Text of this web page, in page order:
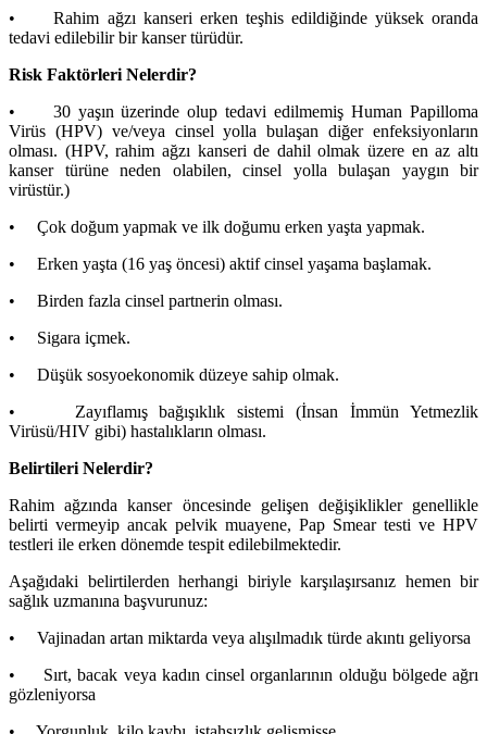
• Rahim ağzı kanseri erken teşhis edildiğinde yüksek oranda
tedavi edilebilir bir kanser türüdür.
Risk Faktörleri Nelerdir?
• 30 yaşın üzerinde olup tedavi edilmemiş Human Papilloma
Virüs (HPV) ve/veya cinsel yolla bulaşan diğer enfeksiyonların
olması. (HPV, rahim ağzı kanseri de dahil olmak üzere en az altı
kanser türüne neden olabilen, cinsel yolla bulaşan yaygın bir
virüstür.)
• Çok doğum yapmak ve ilk doğumu erken yaşta yapmak.
• Erken yaşta (16 yaş öncesi) aktif cinsel yaşama başlamak.
• Birden fazla cinsel partnerin olması.
• Sigara içmek.
• Düşük sosyoekonomik düzeye sahip olmak.
• Zayıflamış bağışıklık sistemi (İnsan İmmün Yetmezlik
Virüsü/HIV gibi) hastalıkların olması.
Belirtileri Nelerdir?
Rahim ağzında kanser öncesinde gelişen değişiklikler genellikle
belirti vermeyip ancak pelvik muayene, Pap Smear testi ve HPV
testleri ile erken dönemde tespit edilebilmektedir.
Aşağıdaki belirtilerden herhangi biriyle karşılaşırsanız hemen bir
sağlık uzmanına başvurunuz:
• Vajinadan artan miktarda veya alışılmadık türde akıntı geliyorsa
• Sırt, bacak veya kadın cinsel organlarının olduğu bölgede ağrı
gözleniyorsa